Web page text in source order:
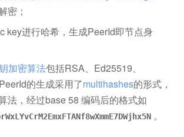
密；
key进行哈希，生成PeerId即节点身
加密算法包括RSA、Ed25519、
的生成采用了multihashes的形式，
法，经过base 58 编码后的格式如
。